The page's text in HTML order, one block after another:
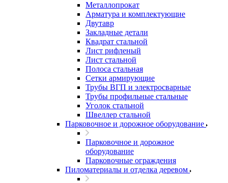
Металлопрокат
Арматура и комплектующие
Двутавр
Закладные детали
Квадрат стальной
Лист рифленый
Лист стальной
Полоса стальная
Сетки армирующие
Трубы ВГП и электросварные
Трубы профильные стальные
Уголок стальной
Швеллер стальной
Парковочное и дорожное оборудование
Парковочное и дорожное
оборудование
Парковочные ограждения
Пиломатериалы и отделка деревом